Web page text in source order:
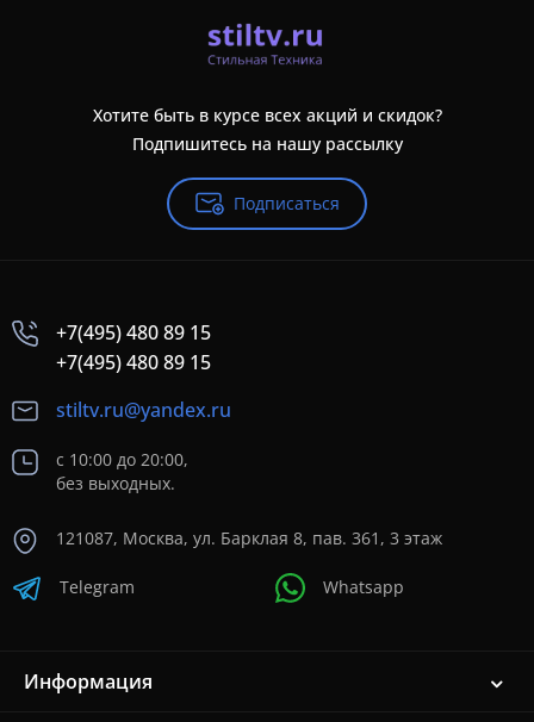
Хотите быть в курсе всех акций и скидок?
Подпишитесь на нашу рассылку
Подписаться
+7(495) 480 89 15
+7(495) 480 89 15
stiltv.ru@yandex.ru
с 10:00 до 20:00,
без выходных.
121087, Москва, ул. Барклая 8, пав. 361, 3 этаж
Telegram Whatsapp
Информация